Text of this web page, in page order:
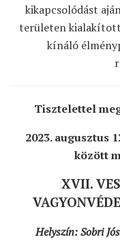
kikapcsolódást
területen kialakított
kínáló
Tisztelettel
2023. augusztus
között
XVII.
Helyszín: Sobri